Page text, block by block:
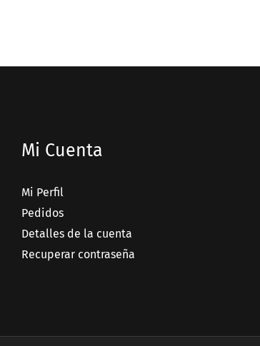
Mi Cuenta
Mi Perfil
Pedidos
Detalles de la cuenta
Recuperar contraseña